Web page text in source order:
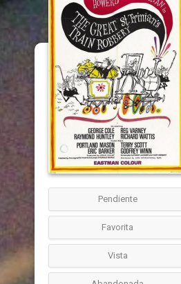
Pendiente
Favorita
Vista